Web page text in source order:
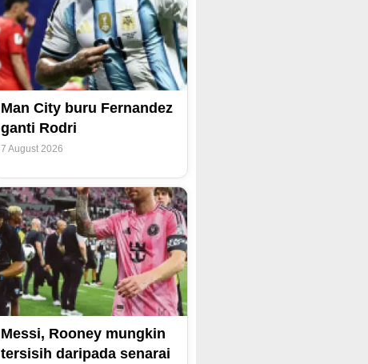
Man City buru Fernandez
ganti Rodri
7 August 2026
Messi, Rooney mungkin
tersisih daripada senarai